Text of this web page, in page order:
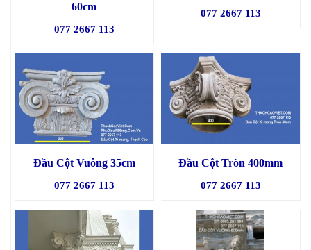
60cm
077 2667 113
077 2667 113
Đầu Cột Vuông 35cm
077 2667 113
Đầu Cột Tròn 400mm
077 2667 113